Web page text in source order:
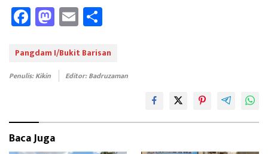
Fa
ce
b
oo
M
as
to
d
E
m
ail e
Pangdam I/Bukit Barisan
Penulis: Kikin Editor: Badruzaman
Baca Juga